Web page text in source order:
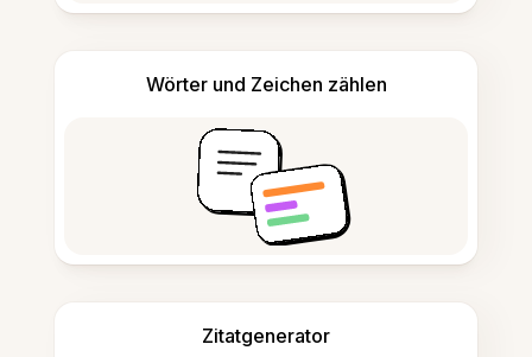
Wörter und Zeichen zählen
Zitatgenerator